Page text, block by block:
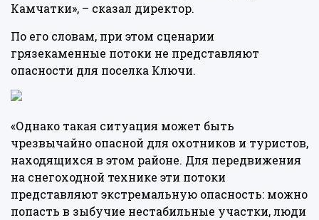
Камчатки», – сказал директор.
По его словам, при этом сценарии
грязекаменные потоки не представляют
опасности для поселка Ключи.
«Однако такая ситуация может быть
чрезвычайно опасной для охотников и туристов,
находящихся в этом районе. Для передвижения
на снегоходной технике эти потоки
представляют экстремальную опасность: можно
попасть в зыбучие нестабильные участки, люди